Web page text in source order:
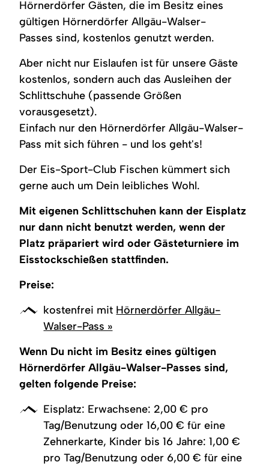
Alle
vier
tragen
Helme.
Waldrand,
ein
Teil
macht
eine
Händen,
sie
tragen
Anoraks,
Skihosen
Helme.
Waldrand,
die
Bäume
tragen
Hauben
Schnee.
Mann
seht
etwas
abseits.
Schnee,
etliche
Erwachsene
und
Kinder
Schlittschuh.
der
Eisfläche,
im
Hintergrund
Hörnerdörfer Gästen, die im Besitz eines
gültigen Hörnerdörfer Allgäu-Walser-
Passes sind, kostenlos genutzt werden.
Aber nicht nur Eislaufen ist für unsere Gäste
kostenlos, sondern auch das Ausleihen der
Schlittschuhe (passende Größen
vorausgesetzt).
Einfach nur den Hörnerdörfer Allgäu-Walser-
Pass mit sich führen - und los geht's!
Der Eis-Sport-Club Fischen kümmert sich
gerne auch um Dein leibliches Wohl.
Mit eigenen Schlittschuhen kann der Eisplatz
nur dann nicht benutzt werden, wenn der
Platz präpariert wird oder Gästeturniere im
Eisstockschießen stattfinden.
Preise:
kostenfrei mit Hörnerdörfer Allgäu-
Walser-Pass »
Wenn Du nicht im Besitz eines gültigen
Hörnerdörfer Allgäu-Walser-Passes sind,
gelten folgende Preise:
Eisplatz: Erwachsene: 2,00 € pro
Tag/Benutzung oder 16,00 € für eine
Zehnerkarte, Kinder bis 16 Jahre: 1,00 €
pro Tag/Benutzung oder 6,00 € für eine